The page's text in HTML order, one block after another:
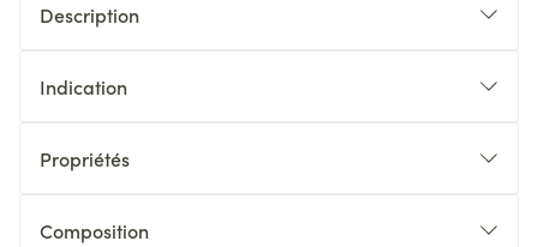
Description
Indication
Propriétés
Composition